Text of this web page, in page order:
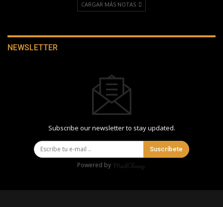
CARGAR MÁS NOTAS
NEWSLETTER
Subscribe our newsletter to stay updated.
Suscríbete
Powered by